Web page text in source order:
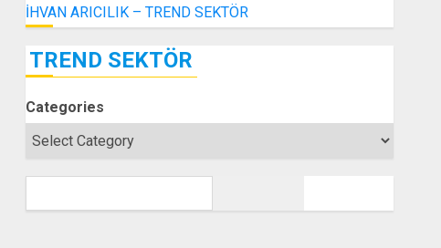
İHVAN ARICILIK – TREND SEKTÖR
TREND SEKTÖR
Categories